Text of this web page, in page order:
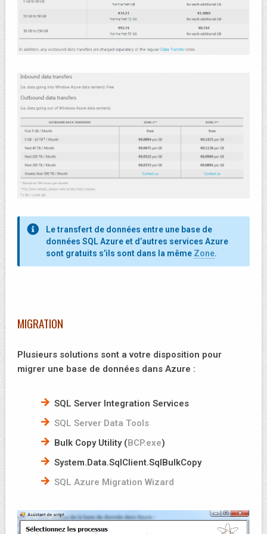
Le transfert de données entre une base de
données SQL Azure et d’autres services Azure
sont gratuits s’ils sont dans la même Zone.
MIGRATION
Plusieurs solutions sont a votre disposition pour
migrer une base de données dans Azure :
SQL Server Integration Services
SQL Server Data Tools
Bulk Copy Utility ( BCP.exe)
System.Data.SqlClient.SqlBulkCopy
SQL Azure Migration Wizard